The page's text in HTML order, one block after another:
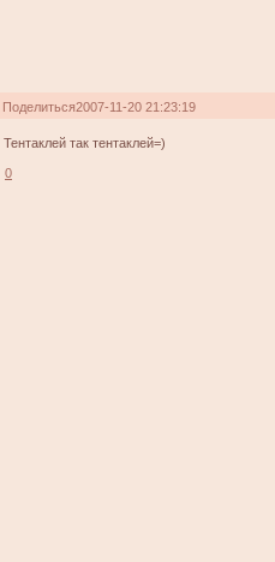
Поделиться2007-11-20 21:23:19
Тентаклей так тентаклей=)
0